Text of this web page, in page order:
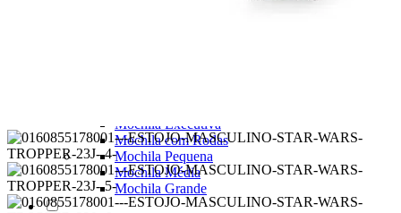
Mochila Executiva
Mochila com Rodas
Mochila Pequena
Mochila Média
Mochila Grande